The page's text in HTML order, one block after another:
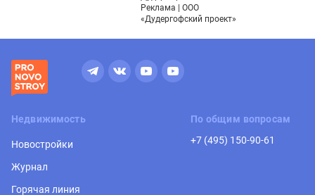
Реклама | ООО
«Дудергофский проект»
Недвижимость
Новостройки
Журнал
Горячая линия
По общим вопросам
+7 (495) 150-90-61